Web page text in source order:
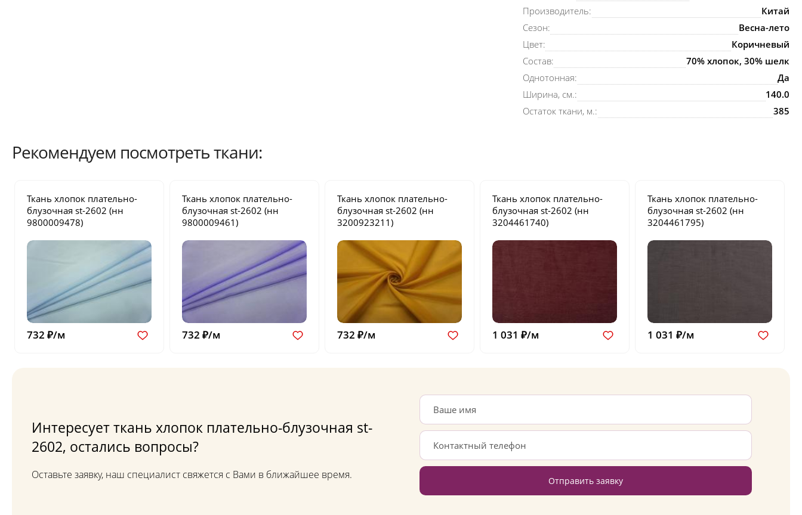
Производитель:
Китай
Сезон:
Весна-лето
Цвет:
Коричневый
Состав:
70% хлопок, 30% шелк
Однотонная:
Да
Ширина, см.:
140.0
Остаток ткани, м.:
385
Рекомендуем посмотреть ткани:
Ткань хлопок плательно-
блузочнаяst-2602 (нн
9800009478)
732 ₽/м
Ткань хлопок плательно-
блузочнаяst-2602 (нн
9800009461)
732 ₽/м
Ткань хлопок плательно-
блузочнаяst-2602 (нн
3200923211)
732 ₽/м
Ткань хлопок плательно-
блузочнаяst-2602 (нн
3204461740)
1 031 ₽/м
Ткань хлопок плательно-
блузочнаяst-2602 (нн
3204461795)
1 031 ₽/м
Интересует ткань хлопок плательно-блузочная st-
2602, остались вопросы?
Оставьте заявку, наш специалист свяжется с Вами в ближайшее время. Отправить заявку